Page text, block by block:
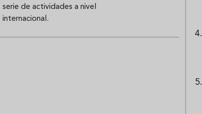
serie de actividades a nivel
internacional.